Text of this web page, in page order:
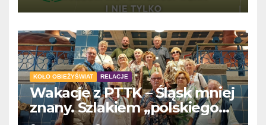
KOŁO OBIEŻYŚWIAT RELACJE
Wakacje z PTTK – Śląsk mniej
znany. Szlakiem „polskiego